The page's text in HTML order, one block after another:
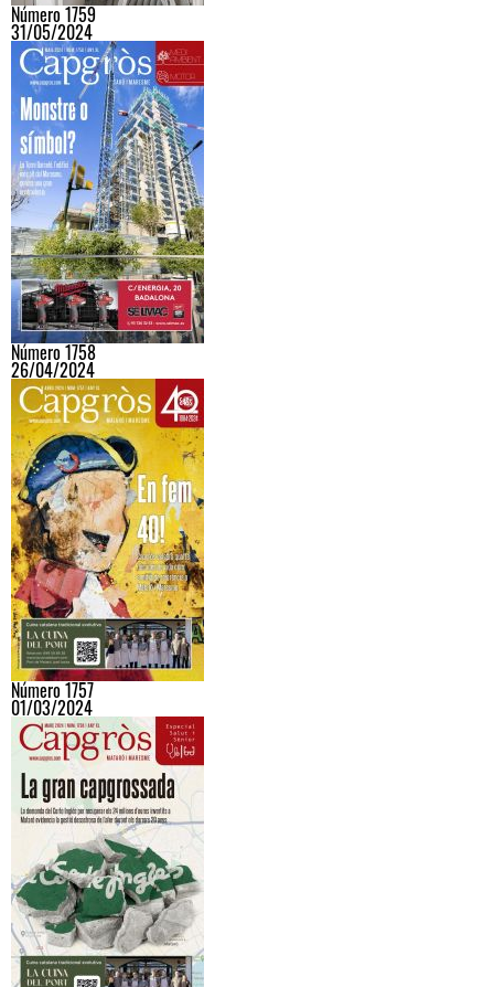
Número 1759
31/05/2024
Número 1758
26/04/2024
Número 1757
01/03/2024